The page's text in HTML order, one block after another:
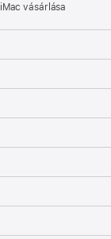
iMac vásárlása